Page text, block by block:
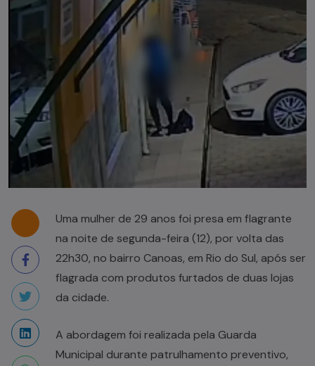
Uma mulher de 29 anos foi presa em flagrante
na noite de segunda-feira (12), por volta das
22h30, no bairro Canoas, em Rio do Sul, após ser
flagrada com produtos furtados de duas lojas
da cidade.
A abordagem foi realizada pela Guarda
Municipal durante patrulhamento preventivo,